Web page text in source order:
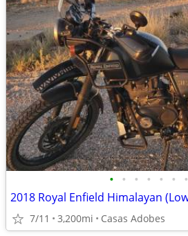
• • • • • • •
2018 Royal Enfield Himalayan
7/11 3,200mi Casas Adobes